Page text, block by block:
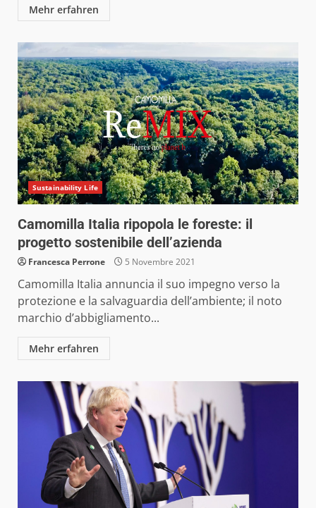
Mehr erfahren
Sustainability Life
Camomilla Italia ripopola le foreste: il
progetto sostenibile dell’azienda
Francesca Perrone 5 Novembre 2021
Camomilla Italia annuncia il suo impegno verso la
protezione e la salvaguardia dell’ambiente; il noto
marchio d’abbigliamento...
Mehr erfahren